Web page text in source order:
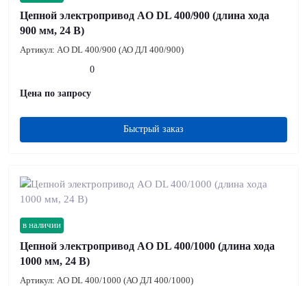
Цепной электропривод AO DL 400/900 (длина хода
900 мм, 24 В)
Артикул: AO DL 400/900 (АО ДЛ 400/900)
0
Цена по запросу
Быстрый заказ
в наличии
Цепной электропривод AO DL 400/1000 (длина хода
1000 мм, 24 В)
Артикул: AO DL 400/1000 (АО ДЛ 400/1000)